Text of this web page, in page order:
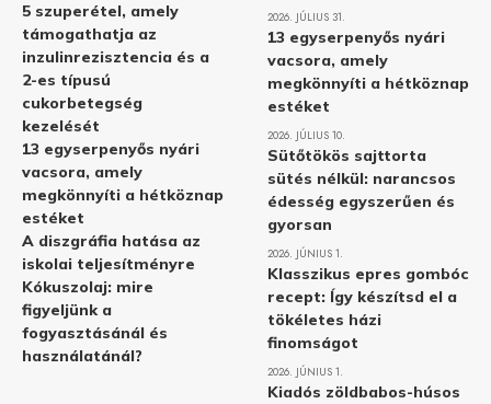
5 szuperétel, amely
támogathatja az
inzulinrezisztencia és a
2-es típusú
cukorbetegség
kezelését
13 egyserpenyős nyári
vacsora, amely
megkönnyíti a hétköznap
estéket
A diszgráfia hatása az
iskolai teljesítményre
Kókuszolaj: mire
figyeljünk a
fogyasztásánál és
használatánál?
2026. JÚLIUS 31.
13 egyserpenyős nyári
vacsora, amely
megkönnyíti a hétköznap
estéket
2026. JÚLIUS 10.
Sütőtökös sajttorta
sütés nélkül: narancsos
édesség egyszerűen és
gyorsan
2026. JÚNIUS 1.
Klasszikus epres gombóc
recept: Így készítsd el a
tökéletes házi
finomságot
2026. JÚNIUS 1.
Kiadós zöldbabos-húsos